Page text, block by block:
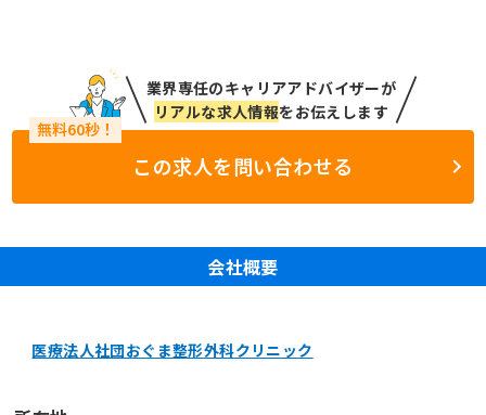
業界専任のキャリアアドバイザーが
リアルな求人情報をお伝えします
この求人を問い合わせる
会社概要
医療法人社団おぐま整形外科クリニック